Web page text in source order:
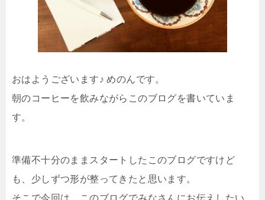
おはようございます♪ めのんです。
朝のコーヒーを飲みながらこのブログを書いていま
す。
準備不十分のままスタートしたこのブログですけど
も、少しずつ形が整ってきたと思います。
そこで今回は、このブログでみなさんにお伝えしたい